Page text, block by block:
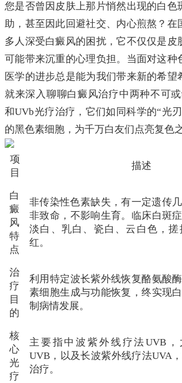
您是否曾因皮肤上那片悄然出现的白色
助，甚至因此回避社交、内心煎熬？在
多人深受白癜风的困扰，它不仅仅是皮
可能带来沉重的心理负担。当面对这种
医学的进步总是能为我们带来新的希望
就来深入聊聊白癜风治疗中两种不可
和UVb光疗治疗，它们如同科学的“光
的黑色素细胞，为千万白友们点亮复色之
项
目
描述
白
癜
风
特
点
非传染性色素缺失，有一定遗传
非致命，不影响生育。临床白斑
淡白、乳白、瓷白、云白色，
红。
治
疗
目
的
利用特定波长紫外线恢复酪氨酸
素细胞生成与功能恢复，终实现
制病情发展。
核
心
光
疗
主要指中波紫外线疗法UVB，
UVB，以及长波紫外线疗法UVA
治疗。